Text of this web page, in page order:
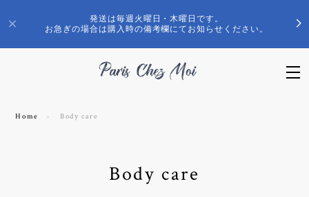
発送は毎週火曜日・木曜日です。
お急ぎの場合は購入時の備考欄にてお知らせください。
Home Body care
Body care